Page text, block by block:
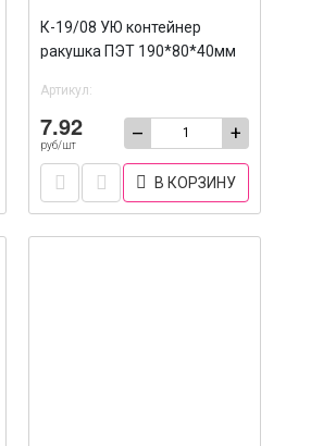
К-19/08 УЮ контейнер
ракушка ПЭТ 190*80*40мм
Артикул:
7.92
руб/шт
– +
В КОРЗИНУ